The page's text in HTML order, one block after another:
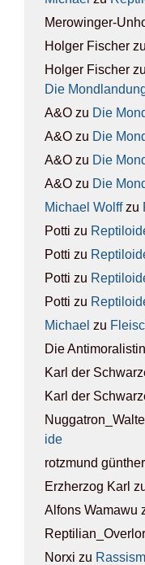
Merowinger-
Holger Fischer zu
Holger Fischer zu
Die
A&O zu Die
A&O zu Die
A&O zu Die
A&O zu Die
Michael Wolffzu
Potti zu
Potti zu
Potti zu
Potti zu
Michael zu
Die Antimoralistin
Karl der
Karl der
ide
rotzmund günther
Erzherzog Karl
Alfons Wamawu
Norxi zu